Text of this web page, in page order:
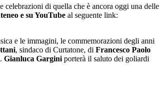
di quella che è ancora oggi una delle
e su YouTube al seguente link:
e le immagini, le commemorazioni degli anni
, sindaco di Curtatone, di Francesco Paolo
Gianluca Gargini porterà il saluto dei goliardi